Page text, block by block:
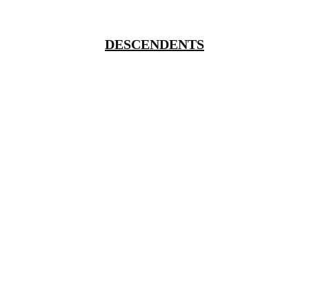
DESCENDENTS